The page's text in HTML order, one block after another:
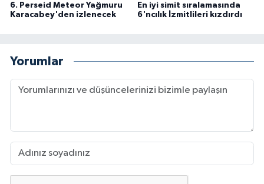
6. Perseid Meteor Yağmuru
Karacabey'den izlenecek
En iyi simit sıralamasında
6'ncılık İzmitlileri kızdırdı
Yorumlar